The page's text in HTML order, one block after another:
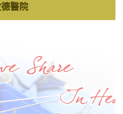
支援系列：中風健康資
坊 - 【花間靜語】永生
醫院